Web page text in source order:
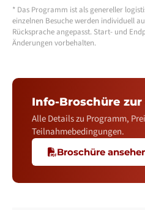
* Das Programm ist als genereller
einzelnen Besuche werden individuell
Rücksprache angepasst. Start- und
Änderungen vorbehalten.
Info-Broschüre zur
Alle Details zu Programm,
Teilnahmebedingungen.
Broschüre